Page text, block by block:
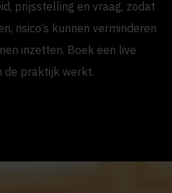
prijsstelling en vraag, zodat
risico’s kunnen verminderen
inzetten. Boek een live
de praktijk werkt.